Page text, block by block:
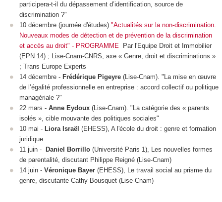
participera-t-il du dépassement d’identification, source de
discrimination ?"
10 décembre (journée d'études) "Actualités sur la non-discrimination.
Nouveaux modes de détection et de prévention de la discrimination
et accès au droit" - PROGRAMME
Par l'Equipe Droit et Immobilier
(EPN 14) ; Lise-Cnam-CNRS, axe « Genre, droit et discriminations »
; Trans Europe Experts
14 décembre - Frédérique Pigeyre (Lise-Cnam). "La mise en œuvre
de l’égalité professionnelle en entreprise : accord collectif ou politique
managériale ?"
22 mars - Anne Eydoux (Lise-Cnam). "La catégorie des « parents
isolés », cible mouvante des politiques sociales"
10 mai - Liora Israël (EHESS), A l'école du droit : genre et formation
juridique
11 juin -
Daniel Borrillo (Université Paris 1), Les nouvelles formes
de parentalité, discutant Philippe Reigné (Lise-Cnam)
14 juin - Véronique Bayer (EHESS), Le travail social au prisme du
genre, discutante Cathy Bousquet (Lise-Cnam)